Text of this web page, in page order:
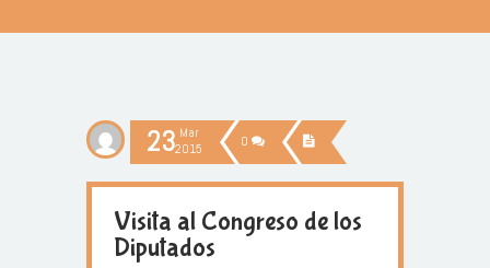
23 Mar
2015
0
Visita al Congreso de los
Diputados